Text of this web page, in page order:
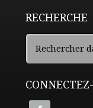
RECHERCHE